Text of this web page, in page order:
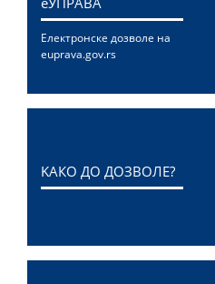
Електронске дозволе на
euprava.gov.rs
KАКО ДО ДОЗВОЛЕ?